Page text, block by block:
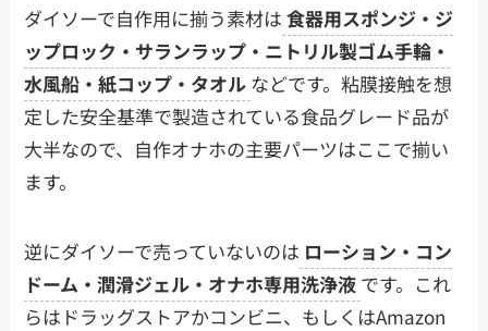
ダイソーで自作用に揃う素材は 食器用スポンジ・ジ
ップロック・サランラップ・ニトリル製ゴム手輪・
水風船・紙コップ・タオル などです。粘膜接触を想
定した安全基準で製造されている食品グレード品が
大半なので、自作オナホの主要パーツはここで揃い
ます。
逆にダイソーで売っていないのは ローション・コン
ドーム・潤滑ジェル・オナホ専用洗浄液 です。これ
らはドラッグストアかコンビニ、もしくはAmazon